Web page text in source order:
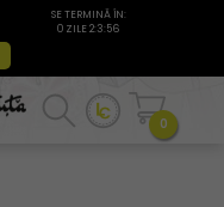
SE TERMINĂ ÎN:
0 ZILE 2:3:54
0